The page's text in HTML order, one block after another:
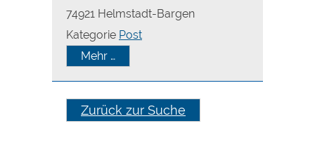
74921 Helmstadt-Bargen
Kategorie Post
Mehr …
Zurück zur Suche